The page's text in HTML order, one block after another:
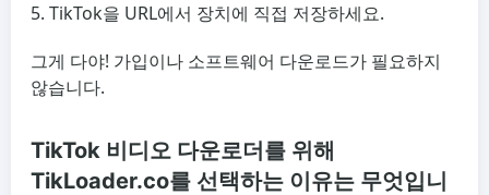
TikTok을 URL에서 장치에 직접 저장하세요.
그게 다야! 가입이나 소프트웨어 다운로드가 필요하지
않습니다.
TikTok 비디오 다운로더를 위해
TikLoader.co를 선택하는 이유는 무엇입니